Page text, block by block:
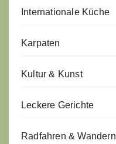
Internationale Küche
Karpaten
Kultur & Kunst
Leckere Gerichte
Radfahren & Wandern